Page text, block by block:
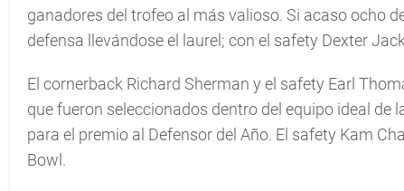
ganadores del trofeo al más valioso. Si acaso ocho
defensa llevándose el laurel; con el safety Dexter
El cornerback Richard Sherman y el safety Earl
que fueron seleccionados dentro del equipo ideal
para el premio al Defensor del Año. El safety Kam
Bowl.